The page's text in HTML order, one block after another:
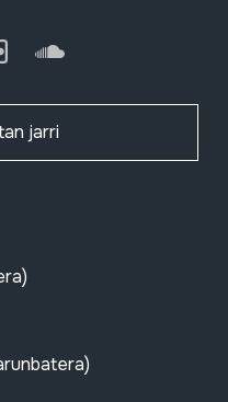
Flickr SoundCloud
jarri